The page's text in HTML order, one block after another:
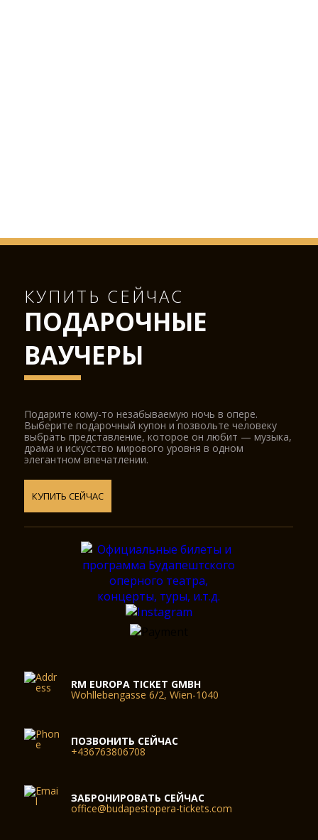
КУПИТЬ СЕЙЧАС
ПОДАРОЧНЫЕ
ВАУЧЕРЫ
Подарите кому-то незабываемую ночь в опере.
Выберите подарочный купон и позвольте человеку
выбрать представление, которое он любит — музыка,
драма и искусство мирового уровня в одном
элегантном впечатлении.
КУПИТЬ СЕЙЧАС
RM EUROPA TICKET GMBH
Wohllebengasse 6/2, Wien-1040
ПОЗВОНИТЬ СЕЙЧАС
+436763806708
ЗАБРОНИРОВАТЬ СЕЙЧАС
office@budapestopera-tickets.com